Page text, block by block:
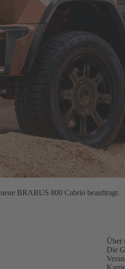
BRABUS 800 Cabrio beauftragt.
Über
Die